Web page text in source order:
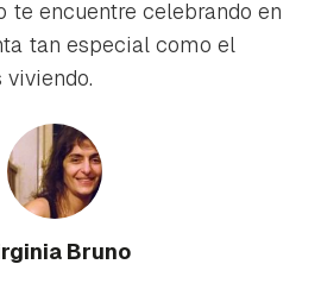
te encuentre celebrando en
tan especial como el
Bruno